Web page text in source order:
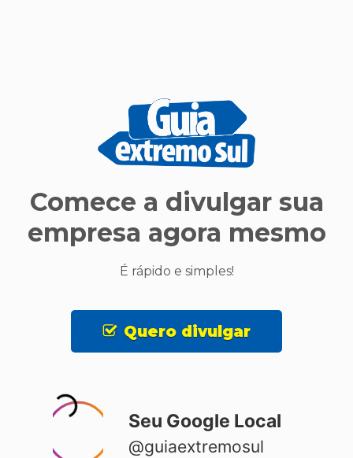
Comece a divulgar sua
empresa agora mesmo
É rápido e simples!
Quero divulgar